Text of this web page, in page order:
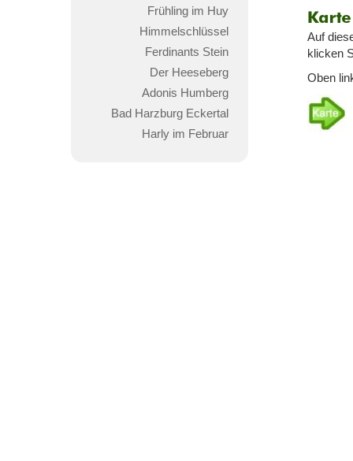
Frühling im Huy
Himmelschlüssel
Ferdinants Stein
Der Heeseberg
Adonis Humberg
Bad Harzburg Eckertal
Harly im Februar
Karte
Auf
klicken
Oben